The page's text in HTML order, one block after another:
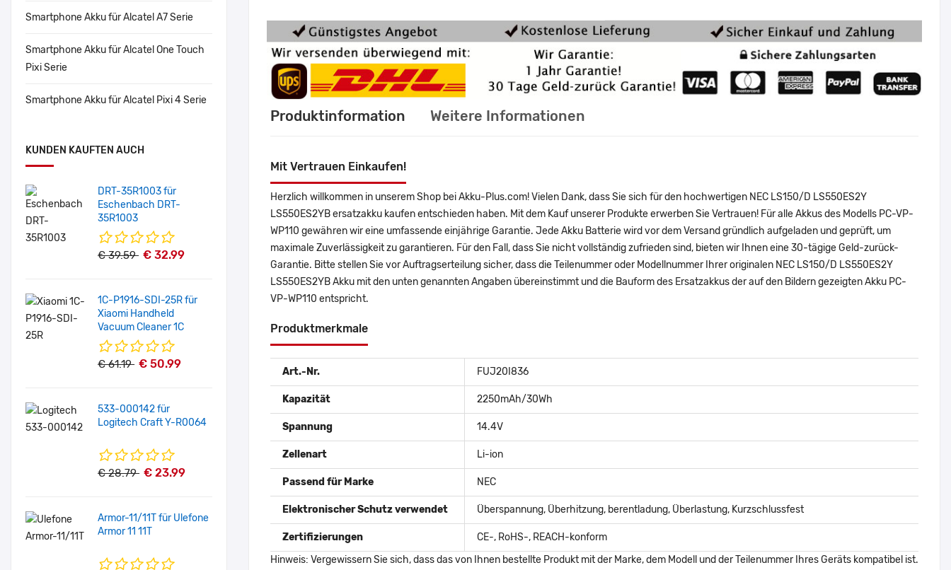
Smartphone Akku für Alcatel A7 Serie
Smartphone Akku für Alcatel One Touch
Pixi Serie
Smartphone Akku für Alcatel Pixi 4 Serie
KUNDEN KAUFTEN AUCH
DRT-35R1003 für
Eschenbach DRT-
35R1003
€ 39.59 € 32.99
1C-P1916-SDI-25R für
Xiaomi Handheld
Vacuum Cleaner 1C
€ 61.19 € 50.99
533-000142 für
Logitech Craft Y-R0064
€ 28.79 € 23.99
Armor-11/11T für Ulefone
Armor 11 11T
Produktinformation Weitere Informationen
Mit Vertrauen Einkaufen!
Herzlich willkommen in unserem Shop bei Akku-Plus.com! Vielen Dank, dass Sie sich für den hochwertigen NEC LS150/D LS550ES2Y
LS550ES2YB ersatzakku kaufen entschieden haben. Mit dem Kauf unserer Produkte erwerben Sie Vertrauen! Für alle Akkus des Modells PC-VP-
WP110 gewähren wir eine umfassende einjährige Garantie. Jede Akku Batterie wird vor dem Versand gründlich aufgeladen und geprüft, um
maximale Zuverlässigkeit zu garantieren. Für den Fall, dass Sie nicht vollständig zufrieden sind, bieten wir Ihnen eine 30-tägige Geld-zurück-
Garantie. Bitte stellen Sie vor Auftragserteilung sicher, dass die Teilenummer oder Modellnummer Ihrer originalen NEC LS150/D LS550ES2Y
LS550ES2YB Akku mit den unten genannten Angaben übereinstimmt und die Bauform des Ersatzakkus der auf den Bildern gezeigten Akku PC-
VP-WP110 entspricht.
Produktmerkmale
Art.-Nr. FUJ20I836
Kapazität 2250mAh/30Wh
Spannung 14.4V
Zellenart Li-ion
Passend für Marke NEC
Elektronischer Schutz verwendet Überspannung, Überhitzung, berentladung, Überlastung, Kurzschlussfest
Zertifizierungen
CE-, RoHS-, REACH-konform
Hinweis: Vergewissern Sie sich, dass das von Ihnen bestellte Produkt mit der Marke, dem Modell und der Teilenummer Ihres Geräts kompatibel ist.